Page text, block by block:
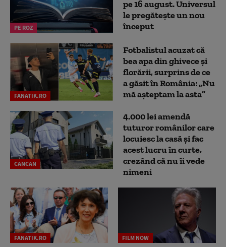
PE ROZ
pe 16 august. Universul
le pregătește un nou
început
FANATIK.RO
Fotbalistul acuzat că
bea apa din ghivece și
florării, surprins de ce
a găsit în România: „Nu
mă așteptam la asta”
CANCAN
4.000 lei amendă
tuturor românilor care
locuiesc la casă și fac
acest lucru în curte,
crezând că nu îi vede
nimeni
FANATIK.RO FILM NOW